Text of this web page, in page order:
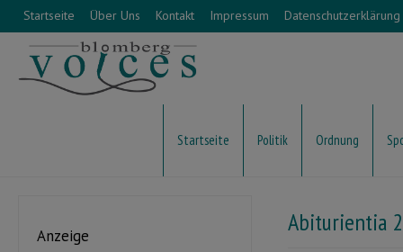
Startseite Über Uns Kontakt Impressum Datenschutzerklärung
Startseite Politik Ordnung
Abiturientia
Anzeige